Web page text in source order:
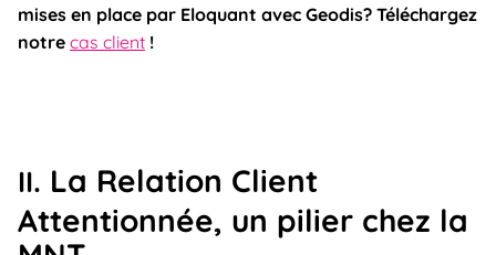
mises en place par Eloquant avec Geodis? Téléchargez
notre cas client !
II. La Relation Client
Attentionnée, un pilier chez la